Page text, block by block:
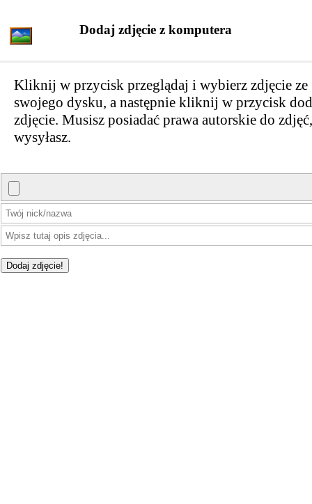
Dodaj zdjęcie z komputera
Kliknij w przycisk przeglądaj i wybierz zdjęcie ze
swojego dysku, a następnie kliknij w przycisk
zdjęcie. Musisz posiadać prawa autorskie do
wysyłasz.